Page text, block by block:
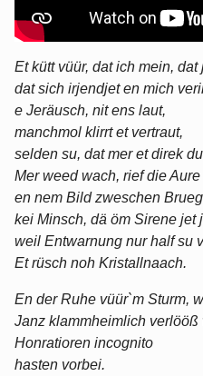
Et kütt vüür, dat ich mein, dat
dat sich irjendjet en mich
e Jeräusch, nit ens laut,
manchmol klirrt et vertraut,
selden su, dat mer et direk
Mer weed wach, rief die
en nem Bild zweschen
kei Minsch, dä öm Sirene jet
weil Entwarnung nur half su
Et rüsch noh Kristallnaach.
En der Ruhe vüür`m Sturm,
Janz klammheimlich verlööß
Honratioren incognito
hasten vorbei.